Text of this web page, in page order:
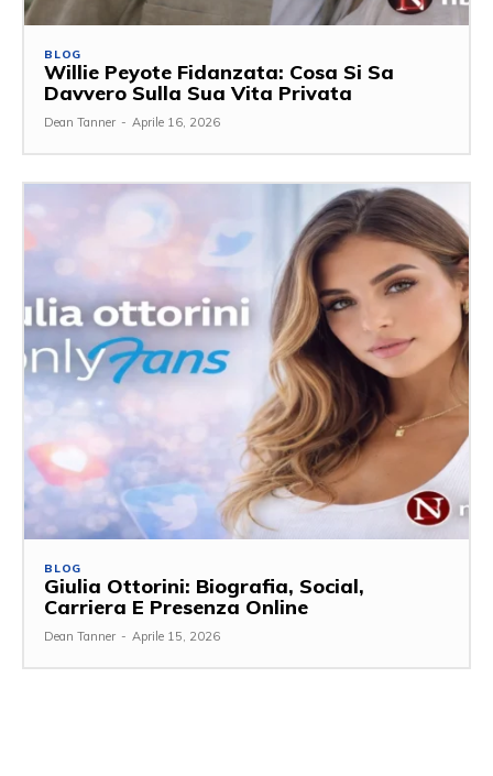
BLOG
Willie Peyote Fidanzata: Cosa Si Sa
Davvero Sulla Sua Vita Privata
Dean Tanner - Aprile 16, 2026
BLOG
Giulia Ottorini: Biografia, Social,
Carriera E Presenza Online
Dean Tanner - Aprile 15, 2026